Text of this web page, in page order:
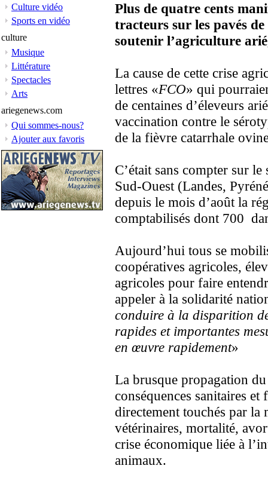
Culture vidéo
Sports en vidéo
culture
Musique
Littérature
Spectacles
Arts
ariegenews.com
Qui sommes-nous?
Ajouter aux favoris
Plus de quatre cents
tracteurs sur les pavés
soutenir l’agriculture
La cause de cette crise
lettres «FCO» qui
de centaines d’éleveurs
vaccination contre le
de la fièvre catarrhale
C’était sans compter sur
Sud-Ouest (Landes,
depuis le mois d’août la
comptabilisés dont 700
Aujourd’hui tous se
coopératives agricoles,
agricoles pour faire
appeler à la solidarité
conduire à la disparition
rapides et importantes
en œuvre rapidement»
La brusque propagation
conséquences sanitaires
directement touchés par la
vétérinaires, mortalité,
crise économique liée à
animaux.